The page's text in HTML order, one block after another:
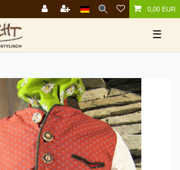
0,00 EUR
☰